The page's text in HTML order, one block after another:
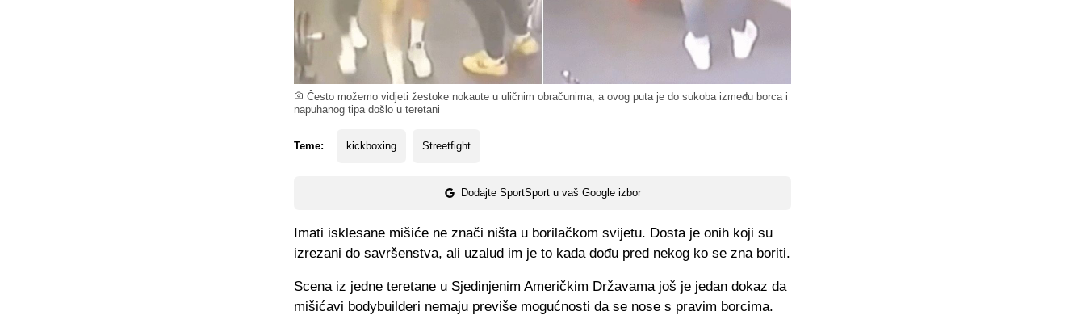
Često možemo vidjeti žestoke nokaute u uličnim obračunima, a ovog puta je do sukoba između borca i
napuhanog tipa došlo u teretani
Teme: kickboxing Streetfight
Dodajte SportSport u vaš Google izbor
Imati isklesane mišiće ne znači ništa u borilačkom svijetu. Dosta je onih koji su
izrezani do savršenstva, ali uzalud im je to kada dođu pred nekog ko se zna boriti.
Scena iz jedne teretane u Sjedinjenim Američkim Državama još je jedan dokaz da
mišićavi bodybuilderi nemaju previše mogućnosti da se nose s pravim borcima.